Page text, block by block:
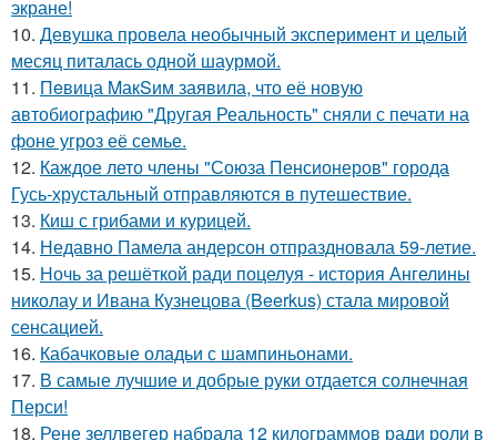
экране!
10. Девушка провела необычный эксперимент и целый
месяц питалась одной шаурмой.
11. Пeвица MакSим заявила, что её новую
автобиографию "Другая Реальность" сняли с печати на
фоне угроз её семье.
12. Каждое лето члены "Союза Пенсионеров" города
Гусь-хрустальный отправляются в путешествие.
13. Киш с грибами и курицей.
14. Недавно Памела андерсон отпраздновала 59-летие.
15. Ночь за решёткой ради поцелуя - история Ангелины
николау и Ивана Кузнецова (Beerkus) стала мировой
сенсацией.
16. Кабачковые оладьи с шампиньонами.
17. В самые лучшие и добрые руки отдается солнечная
Перси!
18. Рене зеллвегер набрала 12 килограммов ради роли в